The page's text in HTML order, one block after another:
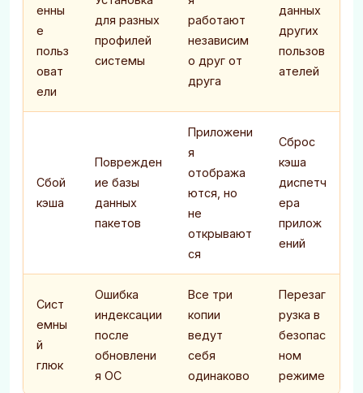
енны
е
польз
оват
ели
для разных
профилей
системы
работают
независим
о друг от
друга
данных
других
пользов
ателей
Сбой
кэша
Поврежден
ие базы
данных
пакетов
Приложени
я
отобража
ются, но
не
открывают
ся
Сброс
кэша
диспетч
ера
прилож
ений
Сист
емны
й
глюк
Ошибка
индексации
после
обновлени
я ОС
Все три
копии
ведут
себя
одинаково
Перезаг
рузка в
безопас
ном
режиме